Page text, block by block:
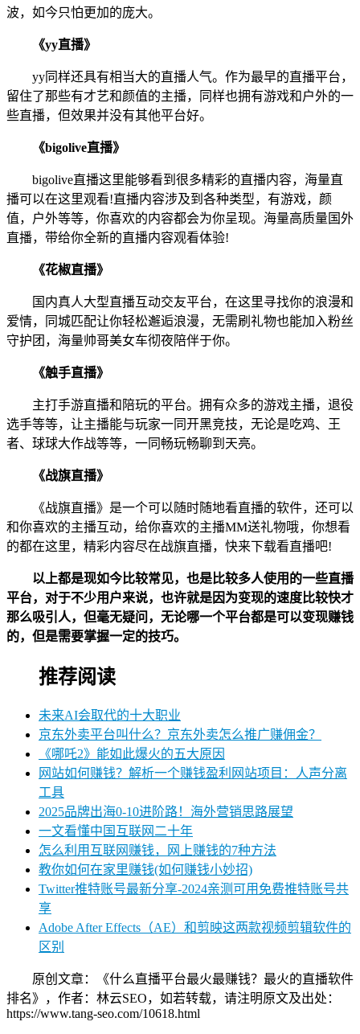
波，如今只怕更加的庞大。
《yy直播》
yy同样还具有相当大的直播人气。作为最早的直播平台，
留住了那些有才艺和颜值的主播，同样也拥有游戏和户外的一
些直播，但效果并没有其他平台好。
《bigolive直播》
bigolive直播这里能够看到很多精彩的直播内容，海量直
播可以在这里观看!直播内容涉及到各种类型，有游戏，颜
值，户外等等，你喜欢的内容都会为你呈现。海量高质量国外
直播，带给你全新的直播内容观看体验!
《花椒直播》
国内真人大型直播互动交友平台，在这里寻找你的浪漫和
爱情，同城匹配让你轻松邂逅浪漫，无需刷礼物也能加入粉丝
守护团，海量帅哥美女车彻夜陪伴于你。
《触手直播》
主打手游直播和陪玩的平台。拥有众多的游戏主播，退役
选手等等，让主播能与玩家一同开黑竞技，无论是吃鸡、王
者、球球大作战等等，一同畅玩畅聊到天亮。
《战旗直播》
《战旗直播》是一个可以随时随地看直播的软件，还可以
和你喜欢的主播互动，给你喜欢的主播MM送礼物哦，你想看
的都在这里，精彩内容尽在战旗直播，快来下载看直播吧!
以上都是现如今比较常见，也是比较多人使用的一些直播
平台，对于不少用户来说，也许就是因为变现的速度比较快才
那么吸引人，但毫无疑问，无论哪一个平台都是可以变现赚钱
的，但是需要掌握一定的技巧。
推荐阅读
未来AI会取代的十大职业
京东外卖平台叫什么？京东外卖怎么推广赚佣金？
《哪吒2》能如此爆火的五大原因
网站如何赚钱？解析一个赚钱盈利网站项目：人声分离
工具
2025品牌出海0-10进阶路！海外营销思路展望
一文看懂中国互联网二十年
怎么利用互联网赚钱，网上赚钱的7种方法
教你如何在家里赚钱(如何赚钱小妙招)
Twitter推特账号最新分享-2024亲测可用免费推特账号共
享
Adobe After Effects（AE）和剪映这两款视频剪辑软件的
区别
原创文章：《什么直播平台最火最赚钱？最火的直播软件
排名》，作者：林云SEO，如若转载，请注明原文及出处：
https://www.tang-seo.com/10618.html